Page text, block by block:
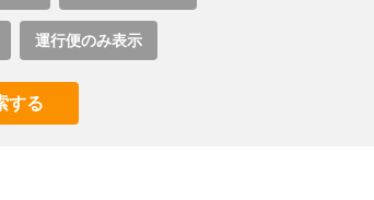
運行便のみ表示
する